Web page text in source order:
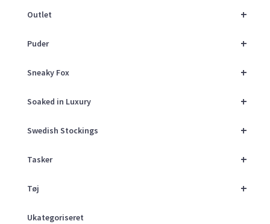
+
Outlet
+
Puder
+
Sneaky Fox
+
Soaked in Luxury
+
Swedish Stockings
+
Tasker
+
Tøj
Ukategoriseret